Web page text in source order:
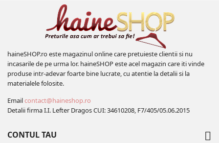
haineSHOP.ro este magazinul online care pretuieste clientii si nu
incasarile de pe urma lor. haineSHOP este acel magazin care iti vinde
produse intr-adevar foarte bine lucrate, cu atentie la detalii si la
materialele folosite.
Emailcontact@haineshop.ro
Detalii firma I.I. Lefter Dragos CUI: 34610208, F7/405/05.06.2015
CONTUL TAU 